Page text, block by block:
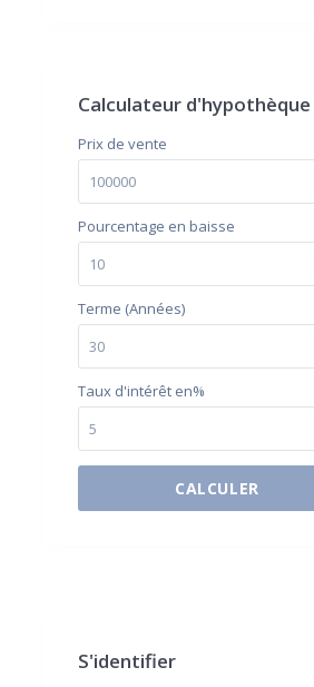
Calculateur d'hypothèque
Prix ​​de vente
Pourcentage en baisse
Terme (Années)
Taux d'intérêt en%
CALCULER
$500 / month
S'identifier